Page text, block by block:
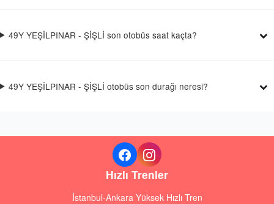
49Y YEŞİLPINAR - ŞİŞLİ son otobüs saat kaçta?
49Y YEŞİLPINAR - ŞİŞLİ otobüs son durağı neresi?
Hızlı Trenler
İstanbul-Ankara Yüksek Hızlı Tren